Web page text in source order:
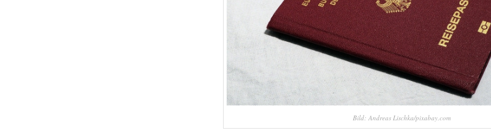
Bild: Andreas Lischka/pixabay.com